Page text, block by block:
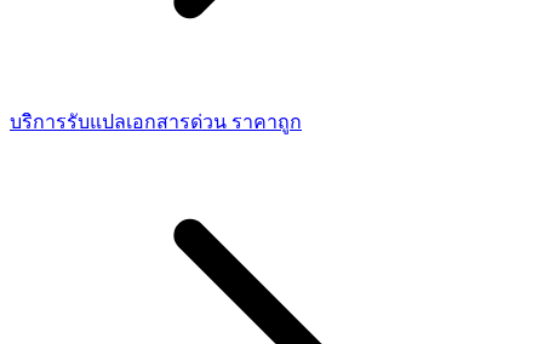
บริการรับแปลเอกสารด่วน ราคาถูก